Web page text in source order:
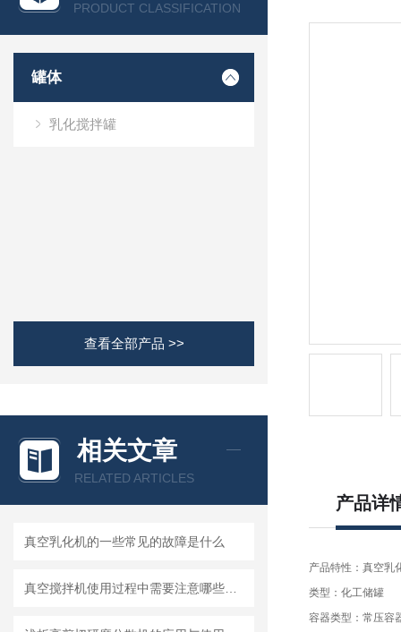
PRODUCT CLASSIFICATION
罐体
乳化搅拌罐
查看全部产品 >>
相关文章
RELATED ARTICLES
真空乳化机的一些常见的故障是什么
产品详
产品特性：真空乳
类型：化工储罐
容器类型：常压容